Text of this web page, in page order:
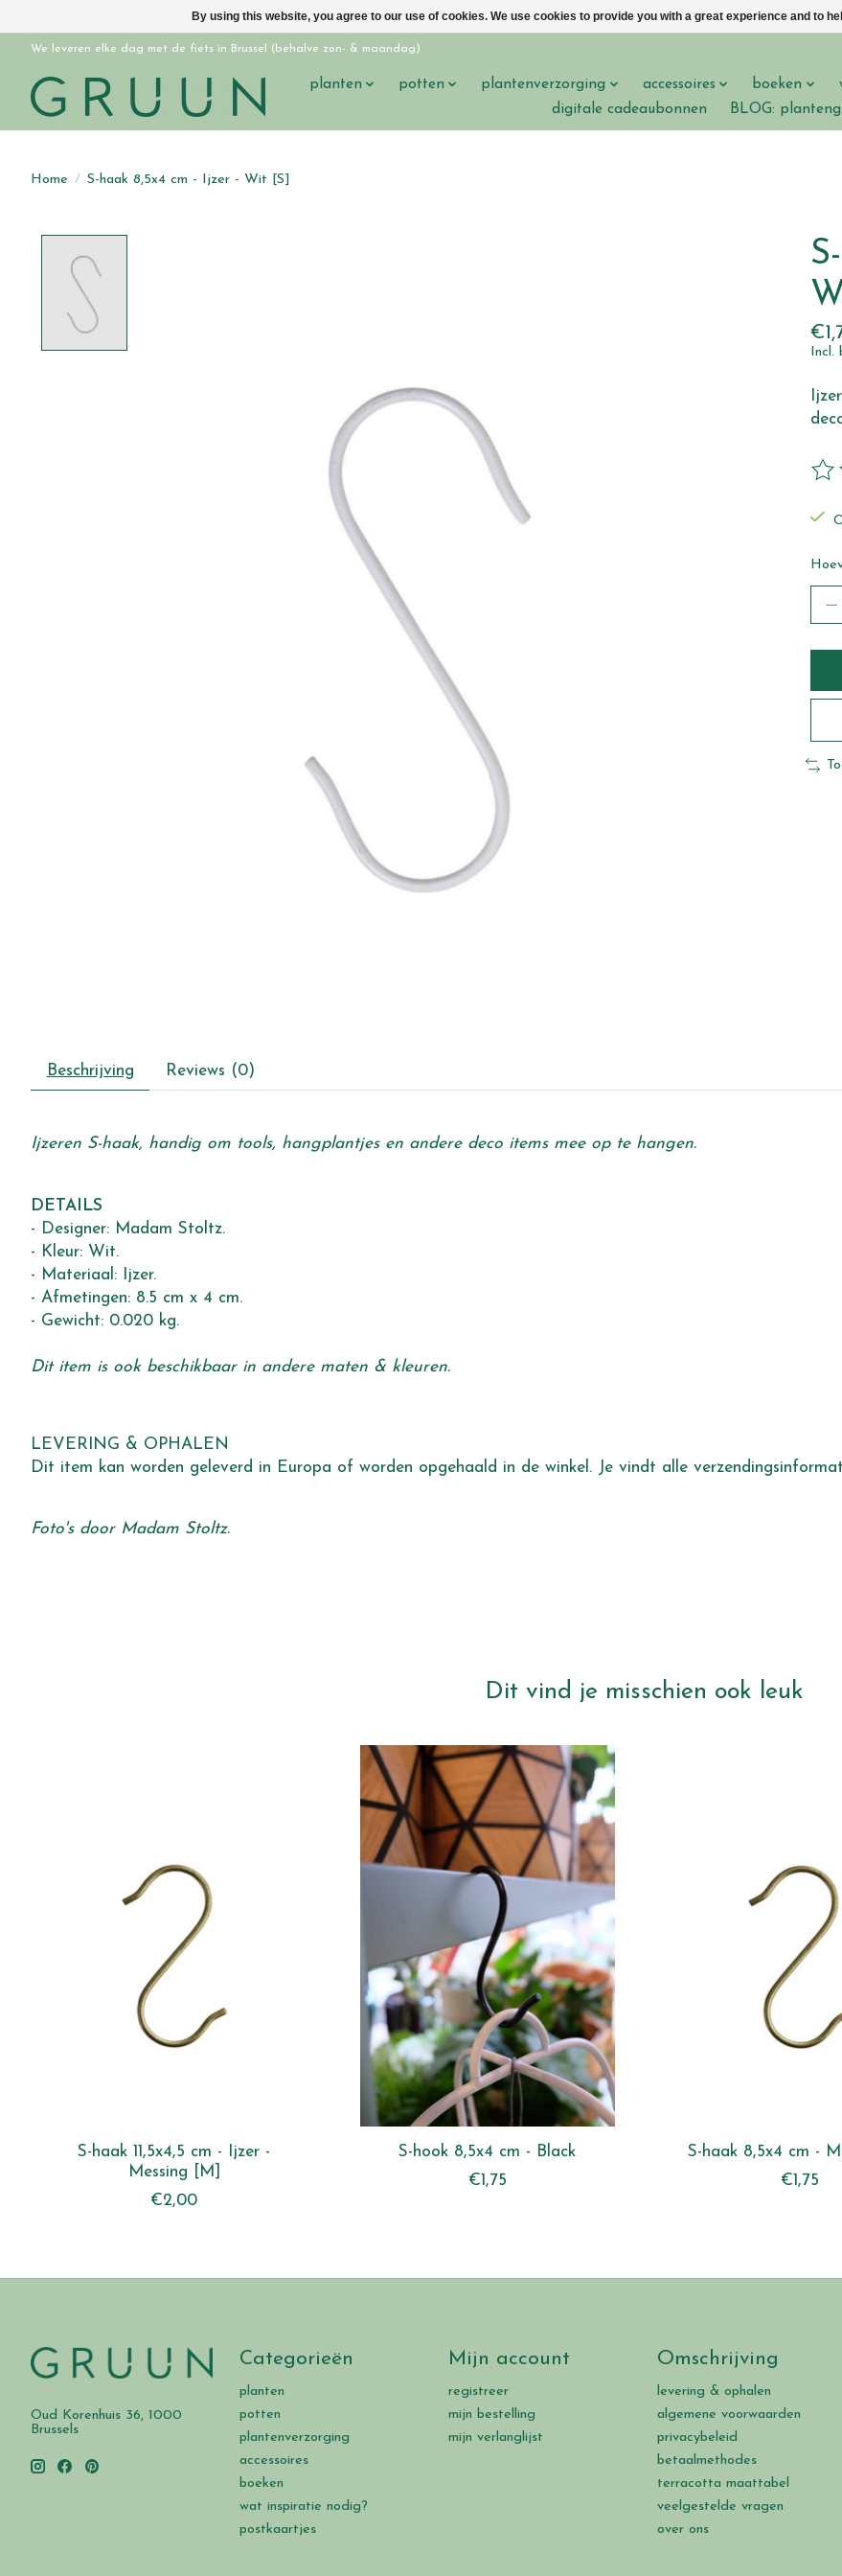
We leveren elke dag met de fiets in Brussel (behalve zon- & maandag)
planten potten plantenverzorging accessoires boeken
digitale cadeaubonnen
BLOG:
Home / S-haak 8,5x4 cm - Ijzer - Wit [S]
Incl.
De
Beschrijving Reviews (0)
Ijzeren S-haak, handig om tools, hangplantjes en andere deco items mee op te hangen.
DETAILS
- Designer: Madam Stoltz.
- Kleur: Wit.
- Materiaal: Ijzer.
- Afmetingen: 8.5 cm x 4 cm.
- Gewicht: 0.020 kg.
Dit item is ook beschikbaar in andere maten & kleuren.
LEVERING & OPHALEN
Dit item kan worden geleverd in Europa of worden opgehaald in de winkel. Je vindt alle
Foto's door Madam Stoltz.
Dit vind je misschien ook leuk
S-haak 11,5x4,5 cm - Ijzer -
Messing [M]
€2,00
S-hook 8,5x4 cm - Black
€1,75
S-haak 8,5x4 cm -
€1,75
Oud Korenhuis 36, 1000
Brussels
Categorieën
planten
potten
plantenverzorging
accessoires
boeken
wat inspiratie nodig?
postkaartjes
Mijn account
registreer
mijn bestelling
mijn verlanglijst
Omschrijving
levering & ophalen
algemene voorwaarden
privacybeleid
betaalmethodes
terracotta maattabel
veelgestelde vragen
over ons
By using this website, you agree to our use of cookies. We use cookies to provide you with a great experience and to